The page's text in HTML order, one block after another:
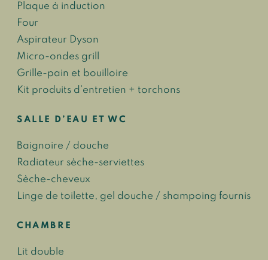
Plaque à induction
Four
Aspirateur Dyson
Micro-ondes grill
Grille-pain et bouilloire
Kit produits d’entretien + torchons
SALLE D’EAU ET WC
Baignoire / douche
Radiateur sèche-serviettes
Sèche-cheveux
Linge de toilette, gel douche / shampoing fournis
CHAMBRE
Lit double